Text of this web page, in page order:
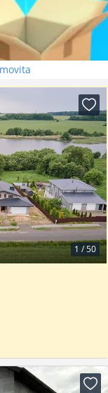
1 /50